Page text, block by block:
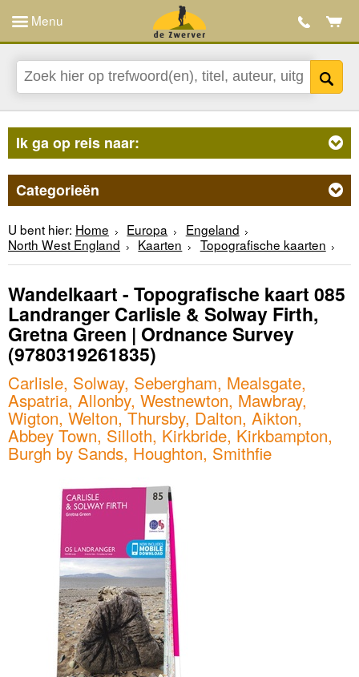
Menu
Ik ga op reis naar:
Categorieën
U bent hier: Home Europa
Engeland
North West England
Kaarten Topografische kaarten
Wandelkaart - Topografische kaart 085
Landranger Carlisle & Solway Firth,
Gretna Green | Ordnance Survey
(9780319261835)
Carlisle, Solway, Sebergham, Mealsgate,
Aspatria, Allonby, Westnewton, Mawbray,
Wigton, Welton, Thursby, Dalton, Aikton,
Abbey Town, Silloth, Kirkbride, Kirkbampton,
Burgh by Sands, Houghton, Smithfie